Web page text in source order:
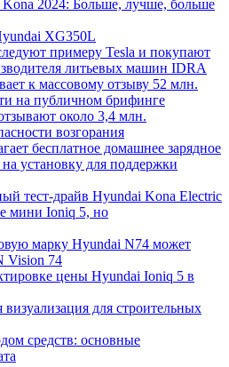
2024: Больше, лучше, больше
XG350L
примеру Tesla и покупают
литьевых машин IDRA
к массовому отзыву 52 млн.
на публичном брифинге
около 3,4 млн.
возгорания
бесплатное домашнее зарядное
установку для поддержки
тест-драйв Hyundai Kona Electric
мини Ioniq 5, но
марку Hyundai N74 может
Vision 74
цены Hyundai Ioniq 5 в
визуализация для строительных
средств: основные